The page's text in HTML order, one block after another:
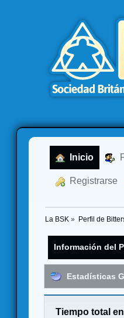
Inicio
Registrarse
La BSK » Perfil de
Información del
Estadísticas
Tiempo total